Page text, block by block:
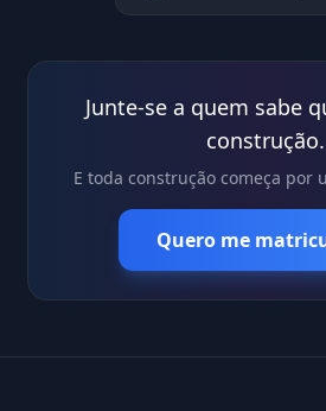
Junte-se a quem sabe
construção.
E toda construção começa por
Quero me